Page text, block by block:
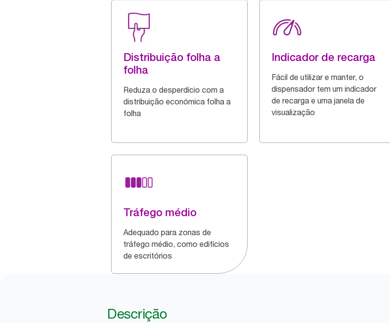
Distribuição folha a
folha
Reduza o desperdício com a
distribuição económica folha a
folha
Indicador de recarga
Fácil de utilizar e manter, o
dispensador tem um indicador
de recarga e uma janela de
visualização
Tráfego médio
Adequado para zonas de
tráfego médio, como edifícios
de escritórios
Descrição